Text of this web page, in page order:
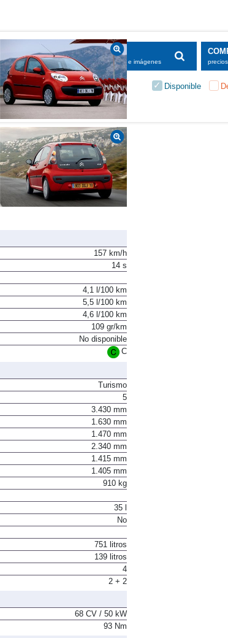
BUSCADOR
informaciones, fichas e imágenes
Disponible
157 km/h
14 s
4,1 l/100 km
5,5 l/100 km
4,6 l/100 km
109 gr/km
No disponible
C
Turismo
5
3.430 mm
1.630 mm
1.470 mm
2.340 mm
1.415 mm
1.405 mm
910 kg
35 l
No
751 litros
139 litros
4
2 + 2
68 CV / 50 kW
93 Nm